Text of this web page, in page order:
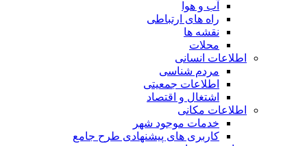
آب و هوا
راه های ارتباطی
نقشه ها
محلات
اطلاعات انسانی
مردم شناسی
اطلاعات جمعیتی
اشتغال و اقتصاد
اطلاعات مکانی
خدمات موجود شهر
کاربری های پیشنهادی طرح جامع